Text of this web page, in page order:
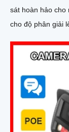
sát hoàn hảo cho
cho độ phân giải